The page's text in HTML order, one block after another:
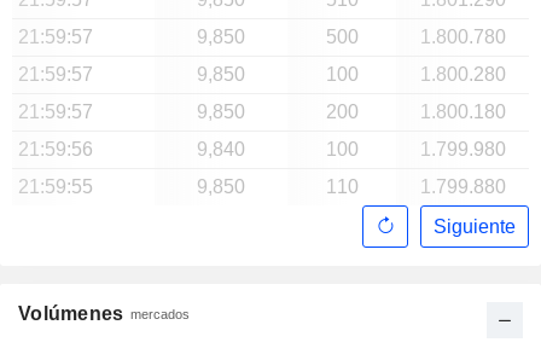
Volúmenes mercados
21:59:57
9,850 500
1.800.780
21:59:57
9,850 100
1.800.280
21:59:57
9,850 200
1.800.180
21:59:56
9,840 100
1.799.980
21:59:55
9,850 110
1.799.880
Siguiente